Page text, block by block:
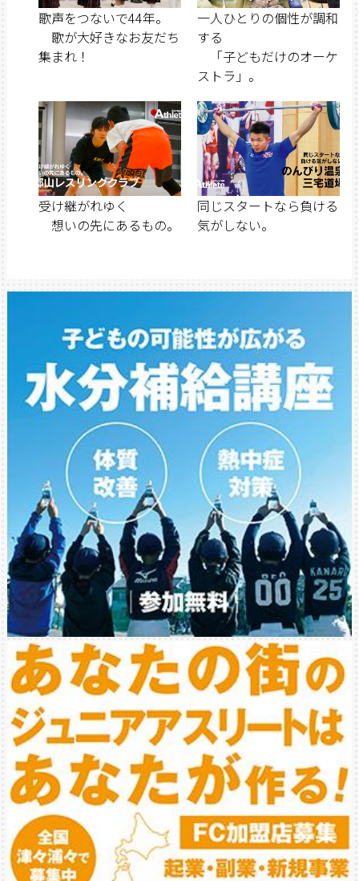
歌声をつないで44年。
歌が大好きなお友だち
集まれ！
一人ひとりの個性が調和
する
「子どもだけのオーケ
ストラ」。
受け継がれゆく
想いの先にあるもの。
同じスタートなら負ける
気がしない。